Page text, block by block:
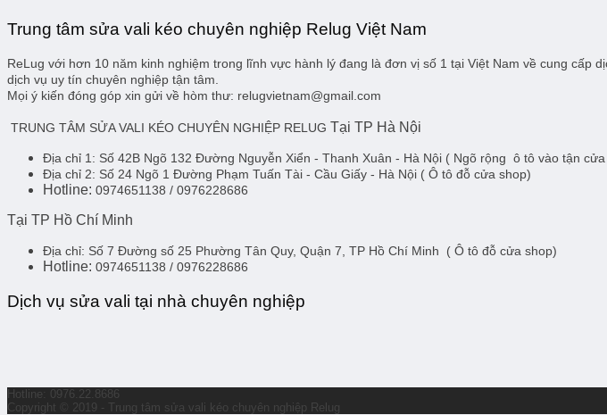
Trung tâm sửa vali kéo chuyên nghiệp Relug Việt Nam
ReLug với hơn 10 năm kinh nghiệm trong lĩnh vực hành lý đang là đơn vị số 1 tại Việt Nam về cung cấp
dịch vụ uy tín chuyên nghiệp tận tâm.
Mọi ý kiến đóng góp xin gửi về hòm thư: relugvietnam@gmail.com
TRUNG TÂM SỬA VALI KÉO CHUYÊN NGHIỆP RELUG Tại TP Hà Nội
Địa chỉ 1: Số 42B Ngõ 132 Đường Nguyễn Xiển - Thanh Xuân - Hà Nội ( Ngõ rộng ô tô vào tận cửa
Địa chỉ 2: Số 24 Ngõ 1 Đường Phạm Tuấn Tài - Cầu Giấy - Hà Nội ( Ô tô đỗ cửa shop)
Hotline: 0974651138 / 0976228686
Tại TP Hồ Chí Minh
Địa chỉ: Số 7 Đường số 25 Phường Tân Quy, Quận 7, TP Hồ Chí Minh ( Ô tô đỗ cửa shop)
Hotline: 0974651138 / 0976228686
Dịch vụ sửa vali tại nhà chuyên nghiệp
Hotline: 0976.22.8686
Copyright © 2019 - Trung tâm sửa vali kéo chuyên nghiệp Relug